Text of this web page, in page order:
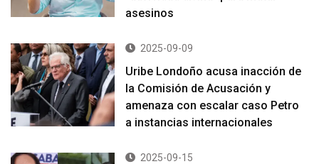
asesinos
2025-09-09
Uribe Londoño acusa inacción de
la Comisión de Acusación y
amenaza con escalar caso Petro
a instancias internacionales
2025-09-15